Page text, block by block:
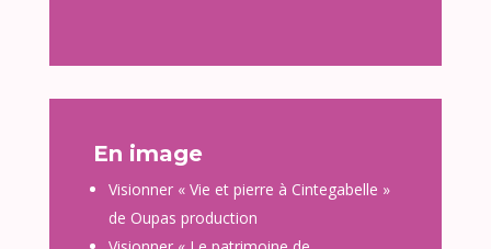
En image
Visionner « Vie et pierre à Cintegabelle »
de Oupas production